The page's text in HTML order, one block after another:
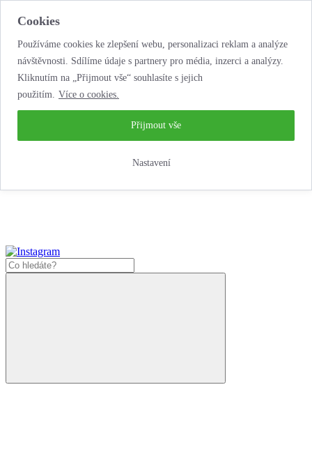
Cookies
Používáme cookies ke zlepšení webu, personalizaci reklam a analýze
návštěvnosti. Sdílíme údaje s partnery pro média, inzerci a analýzy.
Kliknutím na „Přijmout vše“ souhlasíte s jejich
použitím. Více o cookies.
Nastavení
Přijmout vše
…neobyčejná půjčovna motorek!